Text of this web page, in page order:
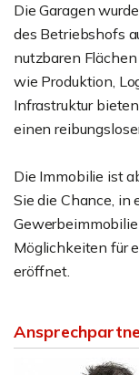
Die Garagen
des Betriebshofs
nutzbaren
wie Produktion,
Infrastruktur
einen
Die Immobilie ist
Sie die Chance, in
Möglichkeiten für
eröffnet.